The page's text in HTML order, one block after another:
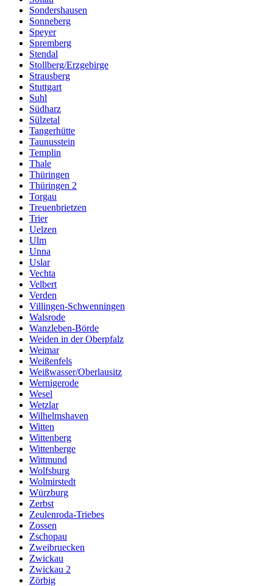
Sondershausen
Sonneberg
Speyer
Spremberg
Stendal
Stollberg/Erzgebirge
Strausberg
Stuttgart
Suhl
Südharz
Sülzetal
Tangerhütte
Taunusstein
Templin
Thale
Thüringen
Thüringen 2
Torgau
Treuenbrietzen
Trier
Uelzen
Ulm
Unna
Uslar
Vechta
Velbert
Verden
Villingen-Schwenningen
Walsrode
Wanzleben-Börde
Weiden in der Oberpfalz
Weimar
Weißenfels
Weißwasser/Oberlausitz
Wernigerode
Wesel
Wetzlar
Wilhelmshaven
Witten
Wittenberg
Wittenberge
Wittmund
Wolfsburg
Wolmirstedt
Würzburg
Zerbst
Zeulenroda-Triebes
Zossen
Zschopau
Zweibruecken
Zwickau
Zwickau 2
Zörbig